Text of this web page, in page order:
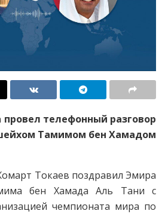
провел телефонный разговор
Тамимом бен Хамадом
Токаев поздравил Эмира
бен Хамада Аль Тани с
чемпионата мира по